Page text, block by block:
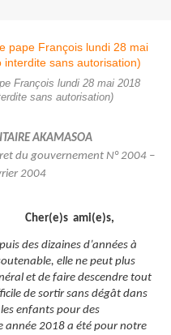
François lundi 28 mai 2018
sans autorisation)
AKAMASOA
du gouvernement N° 2004 –
2004
Cher(e)s ami(e)s,
des dizaines d’années à
elle ne peut plus
et de faire descendre tout
de sortir sans dégât dans
enfants pour des
2018 a été pour notre